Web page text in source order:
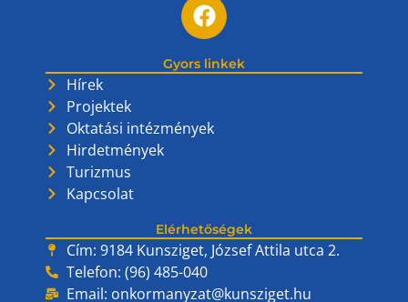
Gyors linkek
Hírek
Projektek
Oktatási intézmények
Hirdetmények
Turizmus
Kapcsolat
Elérhetőségek
Cím: 9184 Kunsziget, József Attila utca 2.
Telefon: (96) 485-040
Email: onkormanyzat@kunsziget.hu